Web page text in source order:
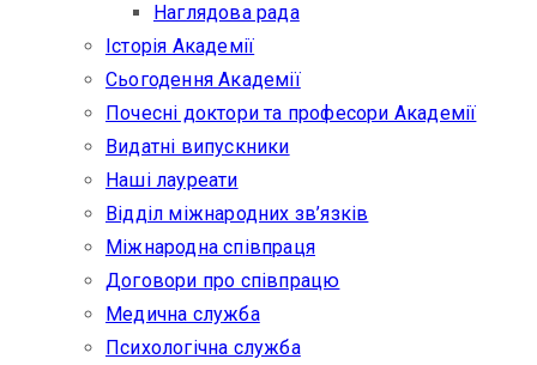
Наглядова рада
Історія Академії
Сьогодення Академії
Почесні доктори та професори Академії
Видатні випускники
Наші лауреати
Відділ міжнародних зв’язків
Міжнародна співпраця
Договори про співпрацю
Медична служба
Психологічна служба